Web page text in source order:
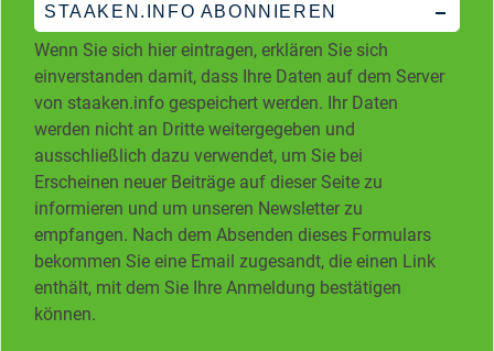
STAAKEN.INFO ABONNIEREN
Wenn Sie sich hier eintragen, erklären Sie sich
einverstanden damit, dass Ihre Daten auf dem Server
von staaken.info gespeichert werden. Ihr Daten
werden nicht an Dritte weitergegeben und
ausschließlich dazu verwendet, um Sie bei
Erscheinen neuer Beiträge auf dieser Seite zu
informieren und um unseren Newsletter zu
empfangen. Nach dem Absenden dieses Formulars
bekommen Sie eine Email zugesandt, die einen Link
enthält, mit dem Sie Ihre Anmeldung bestätigen
können.